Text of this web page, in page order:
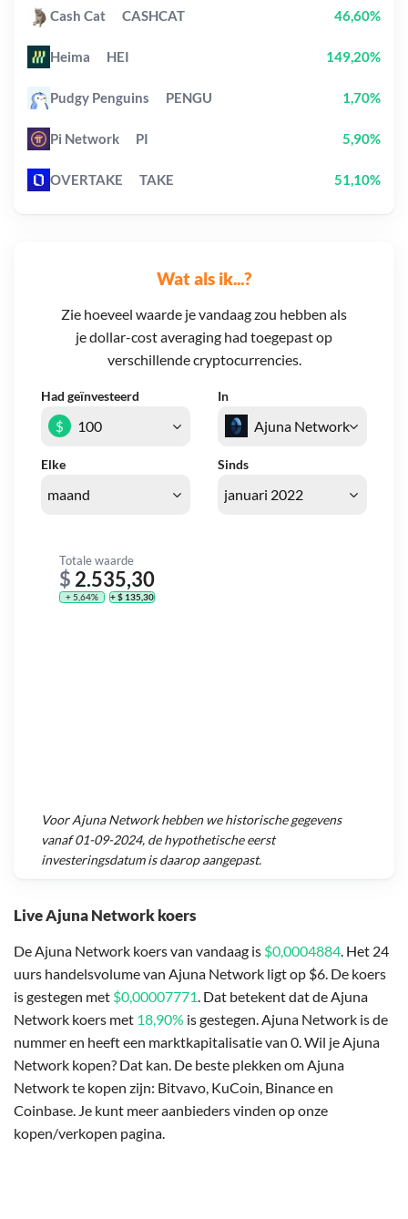
Live Ajuna Network koers
De Ajuna Network koers van vandaag is $0,0004884. Het 24
uurs handelsvolume van Ajuna Network ligt op $6. De koers
is gestegen met $0,00007771. Dat betekent dat de Ajuna
Network koers met 18,90% is gestegen. Ajuna Network is de
nummer en heeft een marktkapitalisatie van 0. Wil je Ajuna
Network kopen? Dat kan. De beste plekken om Ajuna
Network te kopen zijn: Bitvavo, KuCoin, Binance en
Coinbase. Je kunt meer aanbieders vinden op onze
kopen/verkopen pagina.
Wat als ik...?
Zie hoeveel waarde je vandaag zou hebben als
je dollar-cost averaging had toegepast op
verschillende cryptocurrencies.
Had geïnvesteerd In
Elke Sinds
$
Totale waarde
$ 2.535,30
+ 5,64% + $ 135,30
VoorAjuna Networkhebben we historische gegevens
vanaf01-09-2024, de hypothetische eerst
investeringsdatum is daarop aangepast.
Cash Cat CASHCAT 46,60%
Heima HEI 149,20%
Pudgy Penguins PENGU 1,70%
Pi Network PI 5,90%
OVERTAKE TAKE 51,10%